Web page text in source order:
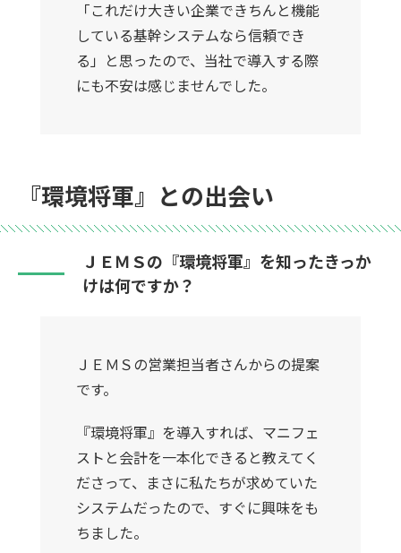
「これだけ大きい企業できちんと機能
している基幹システムなら信頼でき
る」と思ったので、当社で導入する際
にも不安は感じませんでした。
『環境将軍』との出会い
ＪＥＭＳの『環境将軍』を知ったきっか
けは何ですか？
ＪＥＭＳの営業担当者さんからの提案
です。
『環境将軍』を導入すれば、マニフェ
ストと会計を一本化できると教えてく
ださって、まさに私たちが求めていた
システムだったので、すぐに興味をも
ちました。